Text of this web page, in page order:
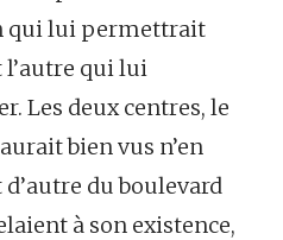
qui lui permettrait
l’autre qui lui
Les deux centres, le
bien vus n’en
du boulevard
à son existence,